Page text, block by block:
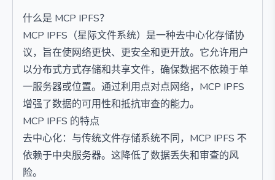
什么是 MCP IPFS？
MCP IPFS（星际文件系统）是一种去中心化存储协
议，旨在使网络更快、更安全和更开放。它允许用户
以分布式方式存储和共享文件，确保数据不依赖于单
一服务器或位置。通过利用点对点网络，MCP IPFS
增强了数据的可用性和抵抗审查的能力。
MCP IPFS 的特点
去中心化：与传统文件存储系统不同，MCP IPFS 不
依赖于中央服务器。这降低了数据丢失和审查的风
险。